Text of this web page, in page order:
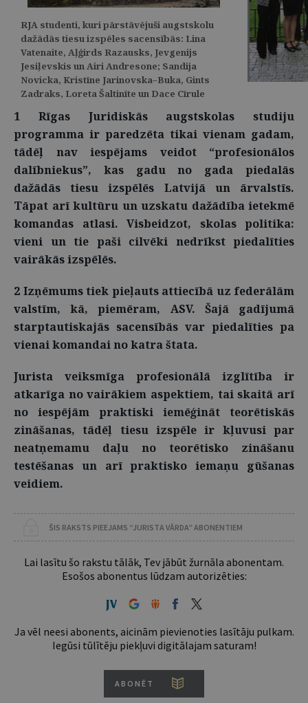
RJA studenti, kuri pārstāvējuši augstskolu
dažādās tiesu izspēles sacensībās: Lina
Vatenaite, Aļģirds Razausks, Jevgenijs
Jesiļevskis un Airi Andresone; Sandija
Novicka, Kristīne Jarinovska–Buka, Gints
Zadraks, Loreta Šaltinīte un Dace Cīrule
1 Rīgas Juridiskās augstskolas studiju
programma ir paredzēta tikai vienam gadam,
tādēļ nav iespējams veidot “profesionālos
dalībniekus”, kas gadu no gada piedalās
dažādās tiesu izspēlēs Latvijā un ārvalstīs.
Tāpat arī kultūru un uzskatu dažādība ietekmē
komandas atlasi. Visbeidzot, skolas politika:
vieni un tie paši cilvēki nedrīkst piedalīties
vairākās izspēlēs.
2 Izņēmums tiek pieļauts attiecībā uz federālām
valstīm, kā, piemēram, ASV. Šajā gadījumā
starptautiskajās sacensībās var piedalīties pa
vienai komandai no katra štata.
Jurista veiksmīga profesionālā izglītība ir
atkarīga no vairākiem aspektiem, tai skaitā arī
no iespējām praktiski iemēģināt teorētiskās
zināšanas, tādēļ tiesu izspēle ir kļuvusi par
neatņemamu daļu no teorētisko zināšanu
testēšanas un arī praktisko iemaņu gūšanas
veidiem.
ŠIS RAKSTS PIEEJAMS “JURISTA VĀRDA” ABONENTIEM
Lai lasītu šo rakstu tālāk, Tev jābūt žurnāla abonentam.
Esošos abonentus lūdzam autorizēties:
Ja vēl neesi abonents, aicinām pievienoties lasītāju pulkam.
Iegūsi tūlītēju piekļuvi digitālajam saturam!
ABONĒT